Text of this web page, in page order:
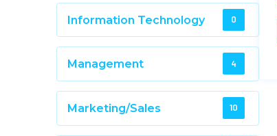
Information Technology 0
Management 4
Marketing/Sales 10